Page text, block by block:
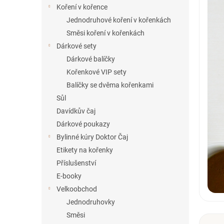
Koření v kořence
Jednodruhové koření v kořenkách
Směsi koření v kořenkách
Dárkové sety
Dárkové balíčky
Kořenkové VIP sety
Balíčky se dvěma kořenkami
Sůl
Davídkův čaj
Dárkové poukazy
Bylinné kúry Doktor Čaj
Etikety na kořenky
Příslušenství
E-booky
Velkoobchod
Jednodruhovky
Směsi